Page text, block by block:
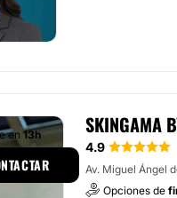
SKINGAMA
4.9
Av. Miguel Ángel
Opciones de
en 13h